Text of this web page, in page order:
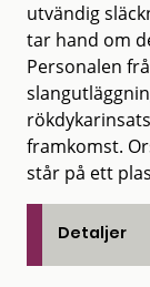
utvändig
tar hand om
Personalen
framkomst.
står på ett
Detaljer